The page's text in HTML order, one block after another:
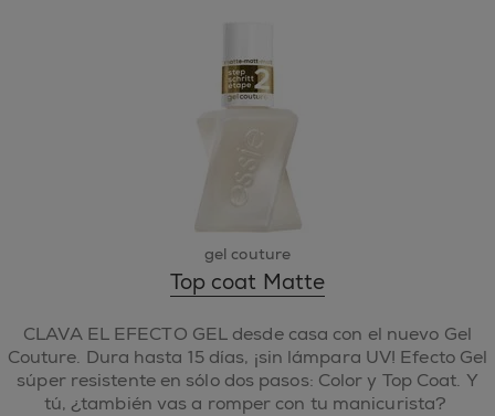
gel couture
Top coat Matte
CLAVA EL EFECTO GEL desde casa con el nuevo Gel
Couture. Dura hasta 15 días, ¡sin lámpara UV! Efecto Gel
súper resistente en sólo dos pasos: Color y Top Coat. Y
tú, ¿también vas a romper con tu manicurista?